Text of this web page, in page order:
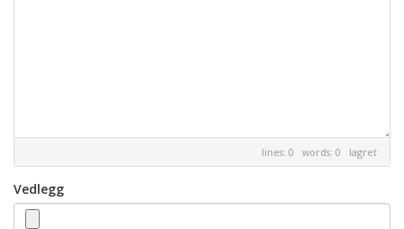
lines: 0 words: 0 lagret
Vedlegg